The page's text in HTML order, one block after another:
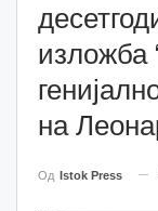
изложба
на
Од Istok Press